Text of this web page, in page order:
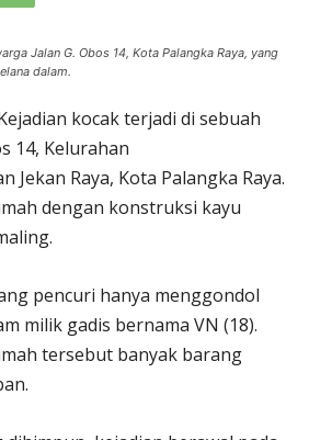
Jalan G. Obos 14, Kota Palangka Raya, yang
dalam.
kocak terjadi di sebuah
14, Kelurahan
Jekan Raya, Kota Palangka Raya.
dengan konstruksi kayu
pencuri hanya menggondol
milik gadis bernama VN (18).
tersebut banyak barang